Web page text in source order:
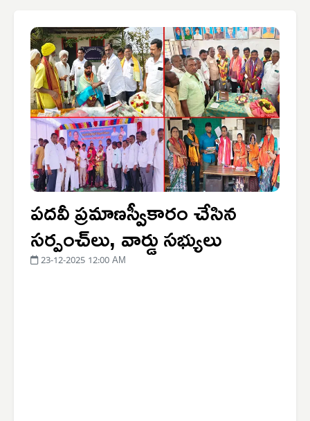
పదవీ ప్రమాణస్వీకారం చేసిన
సర్పంచ్‌లు, వార్డు సభ్యులు
23-12-2025 12:00 AM